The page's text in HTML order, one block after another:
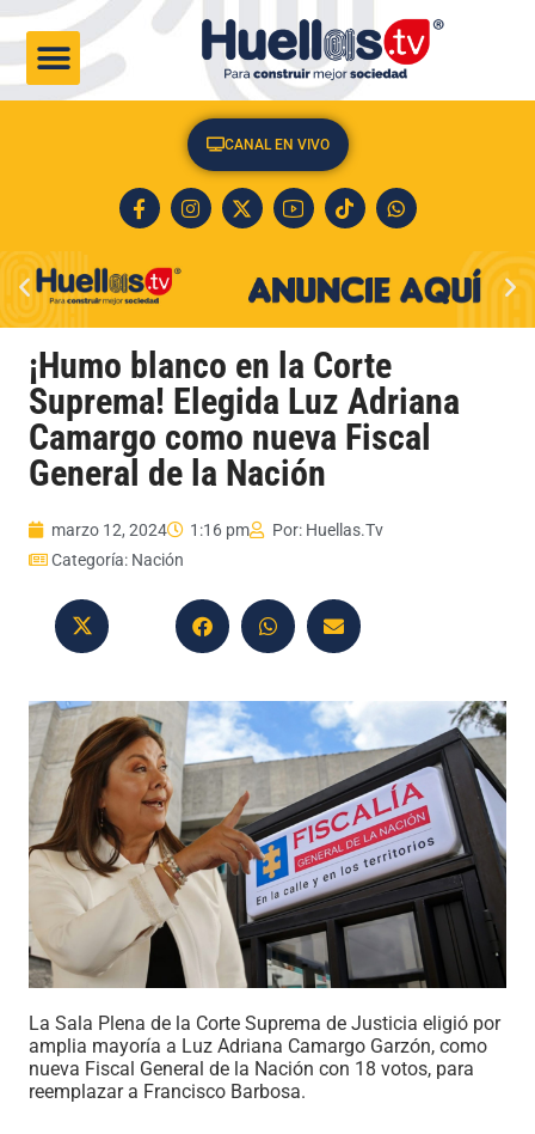
CANAL EN VIVO
¡Humo blanco en la Corte
Suprema! Elegida Luz Adriana
Camargo como nueva Fiscal
General de la Nación
marzo 12, 2024 1:16 pm Por: Huellas.Tv
Categoría: Nación
La Sala Plena de la Corte Suprema de Justicia eligió por
amplia mayoría a Luz Adriana Camargo Garzón, como
nueva Fiscal General de la Nación con 18 votos, para
reemplazar a Francisco Barbosa.